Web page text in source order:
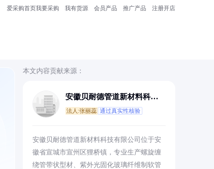
爱采购首页我要采购 我有货源 会员产品 推广产品 注册开店
本文内容贡献来源：
安徽贝耐德管道新材料科技
法人:张丽蕊 通过真实性核验
安徽贝耐德管道新材料科技有限公司位于安
徽省宣城市宣州区狸桥镇，专业生产螺旋缠
绕管带状型材、紫外光固化玻璃纤维制软管